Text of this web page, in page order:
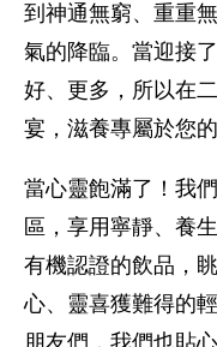
到神通無窮、重重
氣的降臨。當迎接
好、更多，所以在
宴，滋養專屬於您的
當心靈飽滿了！我
區，享用寧靜、養
有機認證的飲品，
心、靈喜獲難得的
朋友們，我們也貼